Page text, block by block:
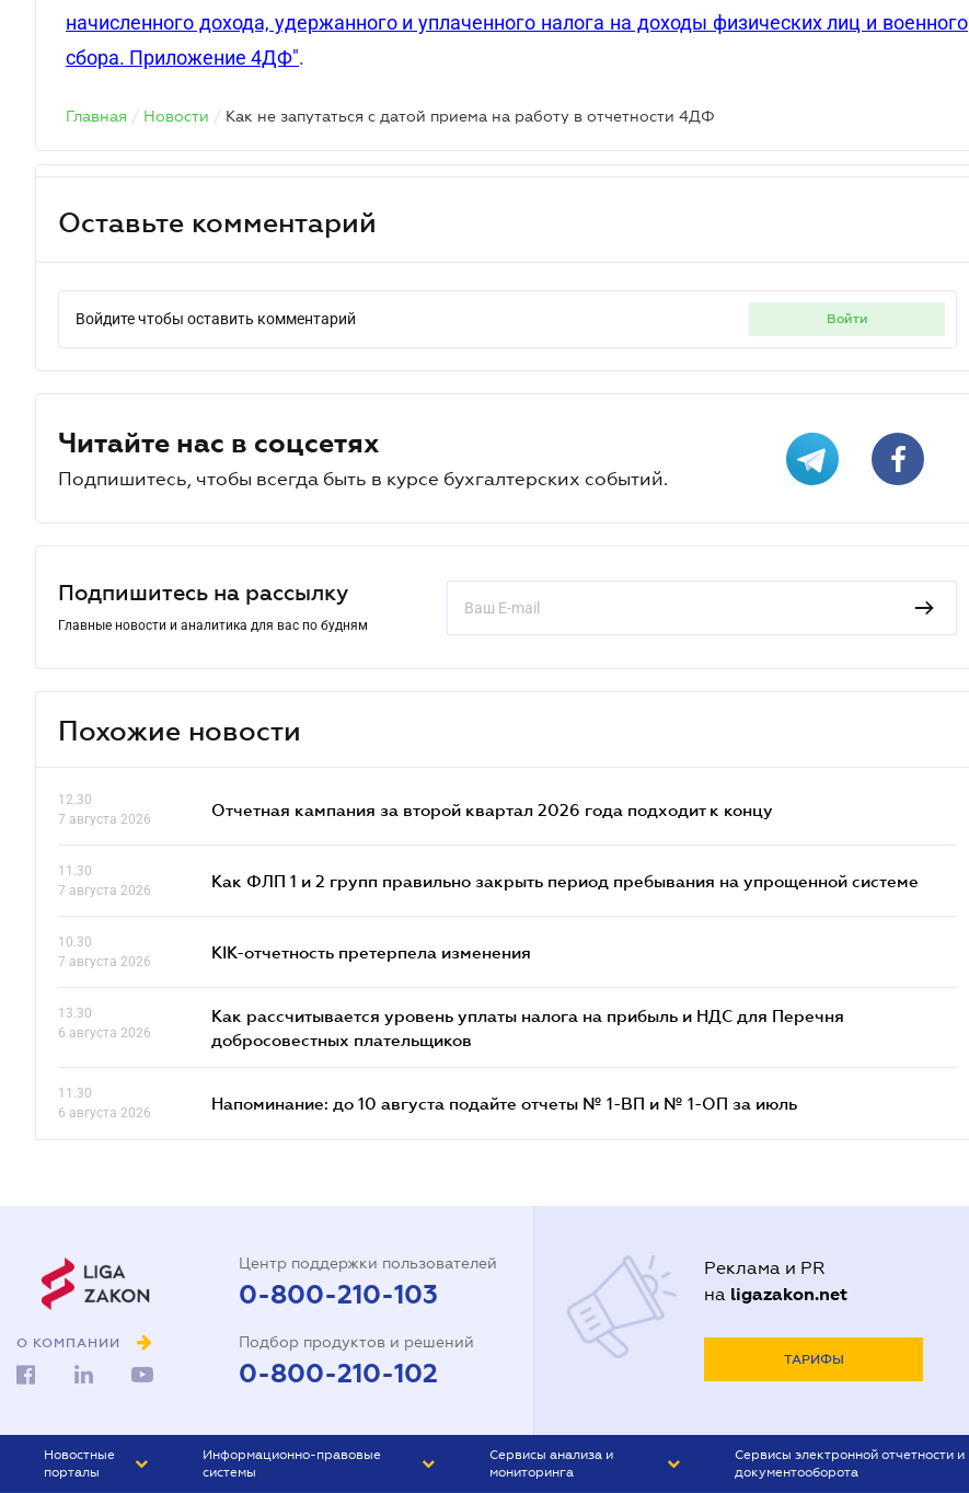
начисленного дохода, удержанного и уплаченного налога на доходы физических лиц и военного
сбора. Приложение 4ДФ".
Главная / Новости / Как не запутаться с датой приема на работу в отчетности 4ДФ
Оставьте комментарий
Войдите чтобы оставить комментарий войти
Читайте нас в соцсетях
Подпишитесь, чтобы всегда быть в курсе бухгалтерских событий.
Подпишитесь на рассылку
Главные новости и аналитика для вас по будням
Похожие новости
12.30
7 августа 2026
Отчетная кампания за второй квартал 2026 года подходит к концу
11.30
7 августа 2026
Как ФЛП 1 и 2 групп правильно закрыть период пребывания на упрощенной системе
10.30
7 августа 2026
КІК-отчетность претерпела изменения
13.30
6 августа 2026
Как рассчитывается уровень уплаты налога на прибыль и НДС для Перечня
добросовестных плательщиков
11.30
6 августа 2026
Напоминание: до 10 августа подайте отчеты № 1-ВП и № 1-ОП за июль
О КОМПАНИИ
Центр поддержки пользователей
0-800-210-103
Подбор продуктов и решений
0-800-210-102
Реклама и PR
на ligazakon.net
ТАРИФЫ
Новостные
порталы
Информационно-правовые
системы
Сервисы анализа и
мониторинга
Сервисы электронной отчетности и
документооборота